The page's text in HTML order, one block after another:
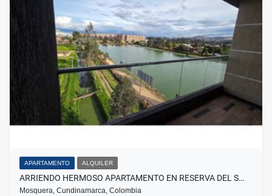
APARTAMENTO ALQUILER
ARRIENDO HERMOSO APARTAMENTO EN RESERVA DEL S…
Mosquera, Cundinamarca, Colombia